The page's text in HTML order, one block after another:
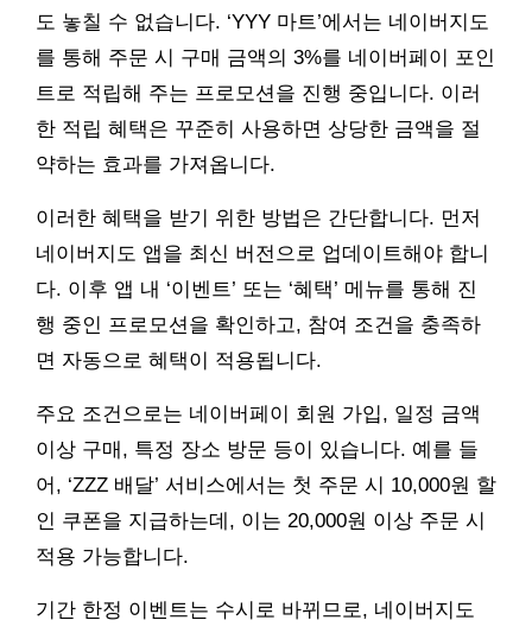
도 놓칠 수 없습니다. ‘YYY 마트’에서는 네이버지도
를 통해 주문 시 구매 금액의 3%를 네이버페이 포인
트로 적립해 주는 프로모션을 진행 중입니다. 이러
한 적립 혜택은 꾸준히 사용하면 상당한 금액을 절
약하는 효과를 가져옵니다.
이러한 혜택을 받기 위한 방법은 간단합니다. 먼저
네이버지도 앱을 최신 버전으로 업데이트해야 합니
다. 이후 앱 내 ‘이벤트’ 또는 ‘혜택’ 메뉴를 통해 진
행 중인 프로모션을 확인하고, 참여 조건을 충족하
면 자동으로 혜택이 적용됩니다.
주요 조건으로는 네이버페이 회원 가입, 일정 금액
이상 구매, 특정 장소 방문 등이 있습니다. 예를 들
어, ‘ZZZ 배달’ 서비스에서는 첫 주문 시 10,000원 할
인 쿠폰을 지급하는데, 이는 20,000원 이상 주문 시
적용 가능합니다.
기간 한정 이벤트는 수시로 바뀌므로, 네이버지도